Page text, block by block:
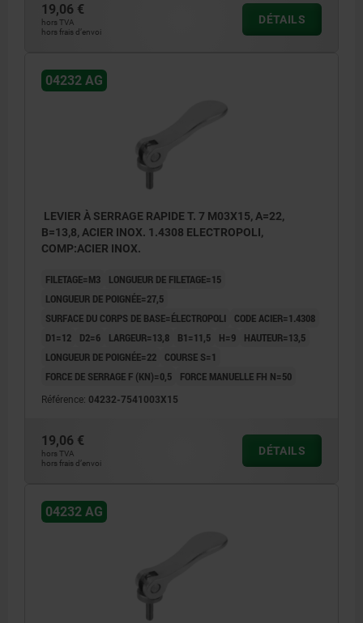
19,06 €
hors TVA
hors frais d’envoi
DÉTAILS
04232 AG
LEVIER À SERRAGE RAPIDE T. 7 M03X15, A=22,
B=13,8, ACIER INOX. 1.4308 ELECTROPOLI,
COMP:ACIER INOX.
FILETAGE=M3
LONGUEUR DE FILETAGE=15
LONGUEUR DE POIGNÉE=27,5
SURFACE DU CORPS DE BASE=ÉLECTROPOLI
CODE ACIER=1.4308
D1=12
D2=6 LARGEUR=13,8 B1=11,5 H=9
HAUTEUR=13,5
LONGUEUR DE POIGNÉE=22
COURSE S=1
FORCE DE SERRAGE F (KN)=0,5
FORCE MANUELLE FH N=50
Référence: 04232-7541003X15
19,06 €
hors TVA
hors frais d’envoi
DÉTAILS
04232 AG